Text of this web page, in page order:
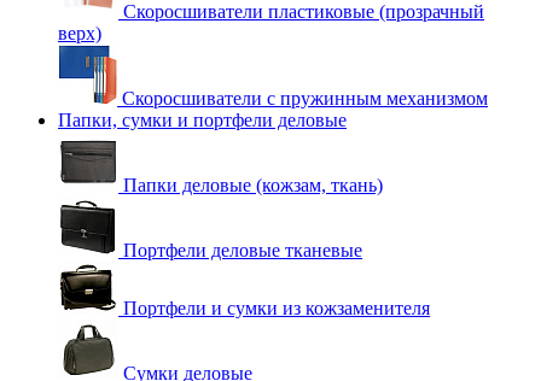
Скоросшиватели пластиковые (прозрачный
верх)
Скоросшиватели с пружинным механизмом
Папки, сумки и портфели деловые
Папки деловые (кожзам, ткань)
Портфели деловые тканевые
Портфели и сумки из кожзаменителя
Сумки деловые